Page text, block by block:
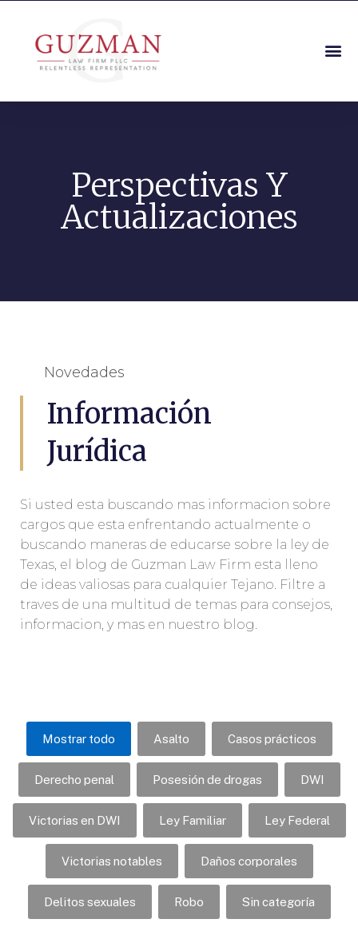
Perspectivas Y
Actualizaciones
Novedades
Información
Jurídica
Si usted esta buscando mas informacion sobre
cargos que esta enfrentando actualmente o
buscando maneras de educarse sobre la ley de
Texas, el blog de Guzman Law Firm esta lleno
de ideas valiosas para cualquier Tejano. Filtre a
traves de una multitud de temas para consejos,
informacion, y mas en nuestro blog.
Mostrar todo Asalto Casos prácticos
Derecho penal Posesión de drogas DWI
Victorias en DWI Ley Familiar Ley Federal
Victorias notables Daños corporales
Delitos sexuales Robo Sin categoría